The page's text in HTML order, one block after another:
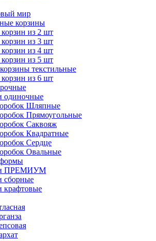
мир
корзины
из 2 шт
из 3 шт
из 4 шт
из 5 шт
текстильные
из 6 шт
одиночные
Шляпные
Прямоугольные
Саквояж
Квадратные
Сердце
Овальные
ПРЕМИУМ
сборные
крафтовые